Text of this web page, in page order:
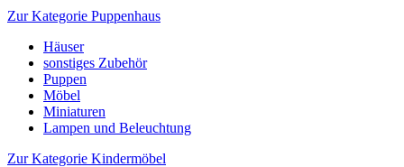
Zur Kategorie Puppenhaus
Häuser
sonstiges Zubehör
Puppen
Möbel
Miniaturen
Lampen und Beleuchtung
Zur Kategorie Kindermöbel